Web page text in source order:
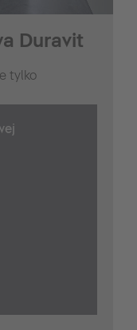
Duravit
tylko